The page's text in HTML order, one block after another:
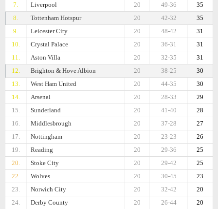
7.
Liverpool 35
49-36
20
8.
Tottenham Hotspur 35
42-32
20
9.
Leicester City 31
48-42
20
10.
Crystal Palace 31
36-31
20
11.
Aston Villa 31
32-35
20
12.
Brighton & Hove Albion 30
38-25
20
13.
West Ham United 30
44-35
20
14.
Arsenal 29
28-33
20
15.
Sunderland 28
41-40
20
16.
Middlesbrough 27
37-28
20
17.
Nottingham 26
23-23
20
19.
Reading 25
29-36
20
20.
Stoke City 25
29-42
20
22.
Wolves 23
30-45
20
23.
Norwich City 20
32-42
20
24.
Derby County 20
26-44
20